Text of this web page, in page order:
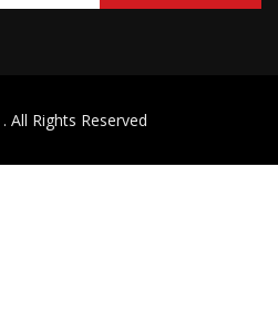
. All Rights Reserved